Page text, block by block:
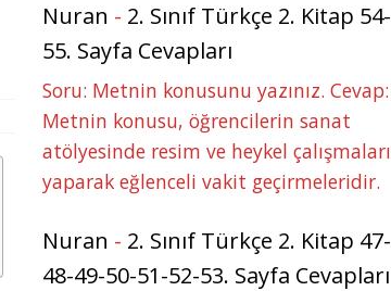
Nuran - 2. Sınıf Türkçe 2. Kitap 54-
55. Sayfa Cevapları
Soru: Metnin konusunu yazınız. Cevap:
Metnin konusu, öğrencilerin sanat
atölyesinde resim ve heykel çalışmaları
yaparak eğlenceli vakit geçirmeleridir.
Nuran - 2. Sınıf Türkçe 2. Kitap 47-
48-49-50-51-52-53. Sayfa Cevapları